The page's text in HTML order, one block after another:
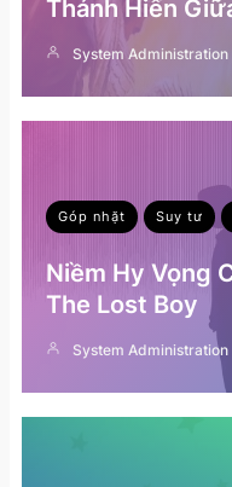
Thánh Hiến
System Administration
Góp nhặt Suy tư
Niềm Hy Vọng
The Lost Boy
System Administration